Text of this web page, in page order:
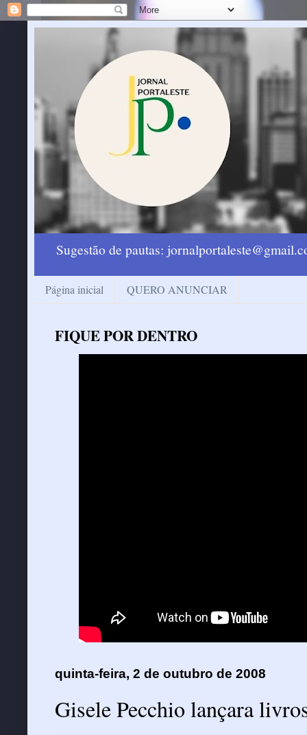
Sugestão de pautas:
Página inicial QUERO ANUNCIAR
FIQUE POR DENTRO
quinta-feira, 2 de outubro de 2008
Gisele Pecchio lançara